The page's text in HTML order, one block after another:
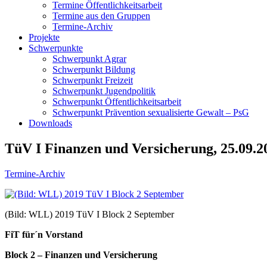
Termine Öffentlichkeitsarbeit
Termine aus den Gruppen
Termine-Archiv
Projekte
Schwerpunkte
Schwerpunkt Agrar
Schwerpunkt Bildung
Schwerpunkt Freizeit
Schwerpunkt Jugendpolitik
Schwerpunkt Öffentlichkeitsarbeit
Schwerpunkt Prävention sexualisierte Gewalt – PsG
Downloads
TüV I Finanzen und Versicherung,
Termine-Archiv
(Bild: WLL) 2019 TüV I Block 2 September
FiT für´n Vorstand
Block 2 – Finanzen und Versicherung